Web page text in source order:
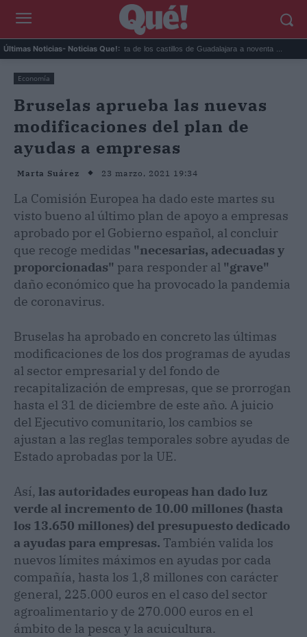
Últimas Noticias- Noticias Que!:
para prep... La ruta de los castillos de Guadalajara a noventa ...
Economía
Bruselas aprueba las nuevas
modificaciones del plan de
ayudas a empresas
Marta Suárez 23 marzo, 2021 19:34
La Comisión Europea ha dado este martes su
visto bueno al último plan de apoyo a empresas
aprobado por el Gobierno español, al concluir
que recoge medidas "necesarias, adecuadas y
proporcionadas" para responder al "grave"
daño económico que ha provocado la pandemia
de coronavirus.
Bruselas ha aprobado en concreto las últimas
modificaciones de los dos programas de ayudas
al sector empresarial y del fondo de
recapitalización de empresas, que se prorrogan
hasta el 31 de diciembre de este año. A juicio
del Ejecutivo comunitario, los cambios se
ajustan a las reglas temporales sobre ayudas de
Estado aprobadas por la UE.
Así, las autoridades europeas han dado luz
verde al incremento de 10.00 millones (hasta
los 13.650 millones) del presupuesto dedicado
a ayudas para empresas. También valida los
nuevos límites máximos en ayudas por cada
compañía, hasta los 1,8 millones con carácter
general, 225.000 euros en el caso del sector
agroalimentario y de 270.000 euros en el
ámbito de la pesca y la acuicultura.